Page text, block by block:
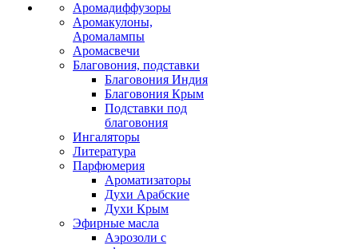
Аромадиффузоры
Аромакулоны,
Аромалампы
Аромасвечи
Благовония, подставки
Благовония Индия
Благовония Крым
Подставки под
благовония
Ингаляторы
Литература
Парфюмерия
Ароматизаторы
Духи Арабские
Духи Крым
Эфирные масла
Аэрозоли с